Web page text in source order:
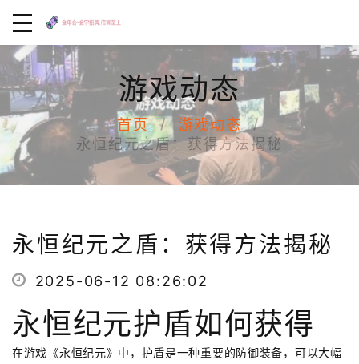
游戏动态
首页
游戏动态
永恒纪元之盾：获得方法揭秘
永恒纪元之盾：获得方法揭秘
2025-06-12 08:26:02
永恒纪元护盾如何获得
在游戏《永恒纪元》中，护盾是一种重要的防御装备，可以大幅